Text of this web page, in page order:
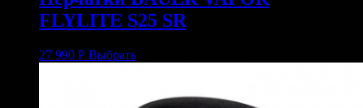
FLYLITE S25 SR
27 990 Р Выбрать